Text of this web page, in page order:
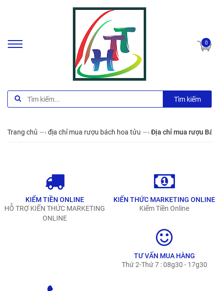
0
Tìm kiếm
Trang chủ —›địa chỉ mua rượu bách hoa tửu —›Địa chỉ mua rượu
KIẾM TIỀN ONLINE
HỖ TRỢ KIẾN THỨC MARKETING
ONLINE
KIẾN THỨC MARKETING ONLINE
Kiếm Tiền Online
TƯ VẤN MUA HÀNG
Thứ 2-Thứ 7 : 08g30 - 17g30